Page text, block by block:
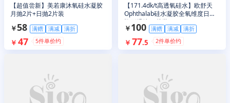
【超值尝新】美若康沐氧硅水凝胶
月抛2片+日抛2片装
￥58 满赠 满减 满折
￥ 47 5件单价约
【171.4dk/t高透氧硅水】欧舒天
Ophthalab硅水凝胶全氧维度日抛
隐形眼镜30片装
￥100 满赠 满减 满折
￥ 77.5 2件单价约